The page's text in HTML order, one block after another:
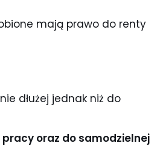
mają prawo do renty
dłużej jednak niż do
pracy oraz do samodzielnej